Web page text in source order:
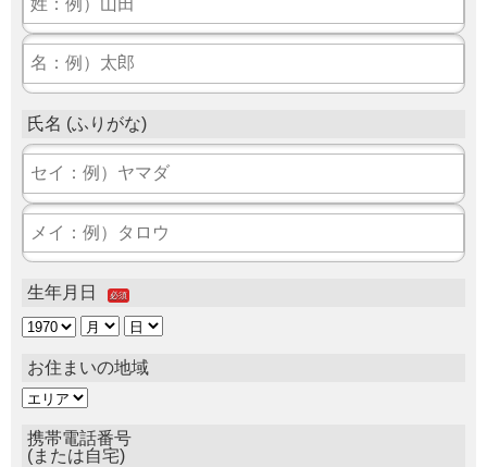
氏名 (ふりがな)
生年月日 必須
お住まいの地域
携帯電話番号
(または自宅)